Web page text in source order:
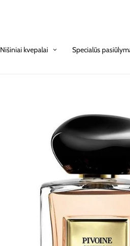
Nišiniai kvepalai Specialūs